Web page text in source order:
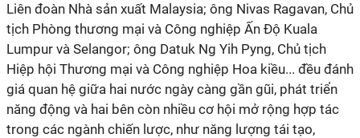
Liên đoàn Nhà sản xuất Malaysia; ông Nivas Ragavan, Chủ
tịch Phòng thương mại và Công nghiệp Ấn Độ Kuala
Lumpur và Selangor; ông Datuk Ng Yih Pyng, Chủ tịch
Hiệp hội Thương mại và Công nghiệp Hoa kiều... đều đánh
giá quan hệ giữa hai nước ngày càng gần gũi, phát triển
năng động và hai bên còn nhiều cơ hội mở rộng hợp tác
trong các ngành chiến lược, như năng lượng tái tạo,